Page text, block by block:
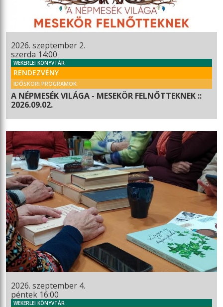
2026. szeptember 2.
szerda 14:00
WEKERLEI KÖNYVTÁR
RENDEZVÉNY
IDŐSKORI PROGRAMOK
A NÉPMESÉK VILÁGA - MESEKÖR FELNŐTTEKNEK ::
2026.09.02.
2026. szeptember 4.
péntek 16:00
WEKERLEI KÖNYVTÁR